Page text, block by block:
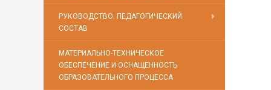
РУКОВОДСТВО. ПЕДАГОГИЧЕСКИЙ
СОСТАВ
МАТЕРИАЛЬНО-ТЕХНИЧЕСКОЕ
ОБЕСПЕЧЕНИЕ И ОСНАЩЕННОСТЬ
ОБРАЗОВАТЕЛЬНОГО ПРОЦЕССА